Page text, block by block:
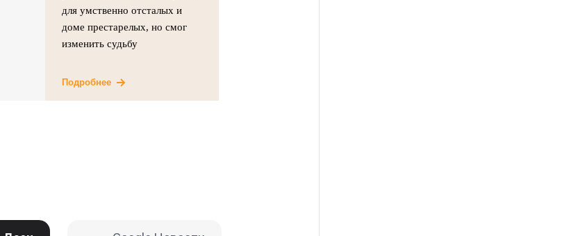
для умственно отсталых и
доме престарелых, но смог
изменить судьбу
Подробнее